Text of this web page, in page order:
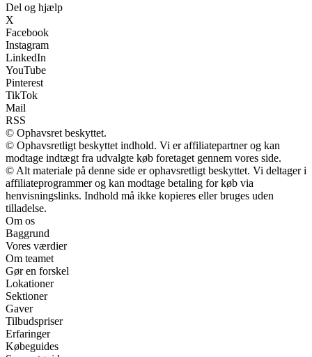
Del og hjælp
X
Facebook
Instagram
LinkedIn
YouTube
Pinterest
TikTok
Mail
RSS
© Ophavsret beskyttet.
© Ophavsretligt beskyttet indhold. Vi er affiliatepartner og kan
modtage indtægt fra udvalgte køb foretaget gennem vores side.
© Alt materiale på denne side er ophavsretligt beskyttet. Vi deltager i
affiliateprogrammer og kan modtage betaling for køb via
henvisningslinks. Indhold må ikke kopieres eller bruges uden
tilladelse.
Om os
Baggrund
Vores værdier
Om teamet
Gør en forskel
Lokationer
Sektioner
Gaver
Tilbudspriser
Erfaringer
Købeguides